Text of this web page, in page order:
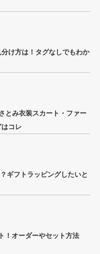
け方は！タグなしでもわか
とみ衣装スカート・ファー
コレ
ギフトラッピングしたいと
！オーダーやセット方法